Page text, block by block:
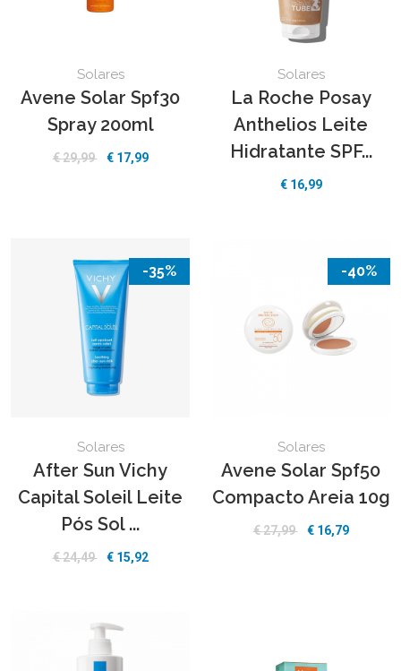
Solares
Avene Solar Spf30
Spray 200ml
€29,99 € 17,99
Solares
La Roche Posay
Anthelios Leite
Hidratante SPF...
€ 16,99
-35%
Solares
After Sun Vichy
Capital Soleil Leite
Pós Sol ...
€24,49 € 15,92
-40%
Solares
Avene Solar Spf50
Compacto Areia 10g
€27,99 € 16,79